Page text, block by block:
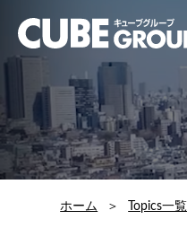
ホーム Topics一覧